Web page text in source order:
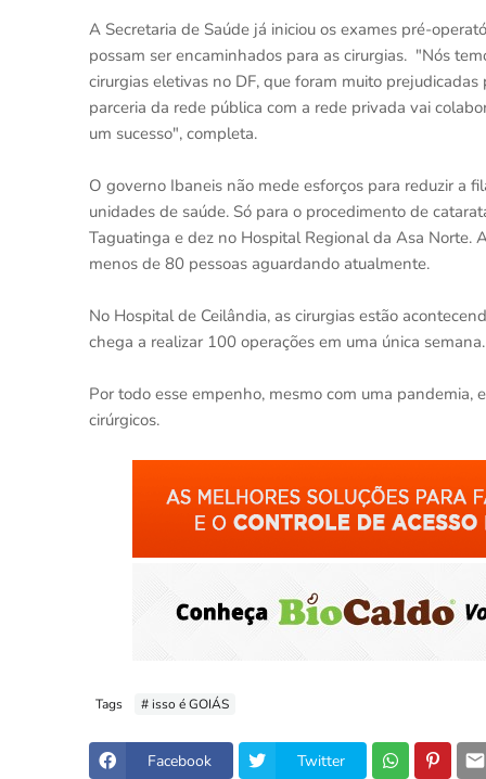
A Secretaria de Saúde já iniciou os exames pré-
possam ser encaminhados para as cirurgias. "Nós
cirurgias eletivas no DF, que foram muito
parceria da rede pública com a rede privada vai
um sucesso", completa.
O governo Ibaneis não mede esforços para reduzir a
unidades de saúde. Só para o procedimento de
Taguatinga e dez no Hospital Regional da Asa Norte.
menos de 80 pessoas aguardando atualmente.
No Hospital de Ceilândia, as cirurgias estão
chega a realizar 100 operações em uma única semana.
Por todo esse empenho, mesmo com uma
cirúrgicos.
Tags # isso é GOIÁS
Facebook Twitter